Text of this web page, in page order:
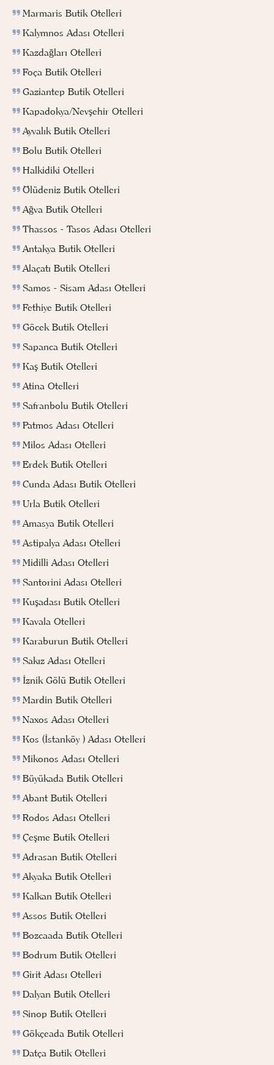
Marmaris Butik Otelleri
Kalymnos Adası Otelleri
Kazdağları Otelleri
Foça Butik Otelleri
Gaziantep Butik Otelleri
Kapadokya/Nevşehir Otelleri
Ayvalık Butik Otelleri
Bolu Butik Otelleri
Halkidiki Otelleri
Ölüdeniz Butik Otelleri
Ağva Butik Otelleri
Thassos - Tasos Adası Otelleri
Antakya Butik Otelleri
Alaçatı Butik Otelleri
Samos - Sisam Adası Otelleri
Fethiye Butik Otelleri
Göcek Butik Otelleri
Sapanca Butik Otelleri
Kaş Butik Otelleri
Atina Otelleri
Safranbolu Butik Otelleri
Patmos Adası Otelleri
Milos Adası Otelleri
Erdek Butik Otelleri
Cunda Adası Butik Otelleri
Urla Butik Otelleri
Amasya Butik Otelleri
Astipalya Adası Otelleri
Midilli Adası Otelleri
Santorini Adası Otelleri
Kuşadası Butik Otelleri
Kavala Otelleri
Karaburun Butik Otelleri
Sakız Adası Otelleri
İznik Gölü Butik Otelleri
Mardin Butik Otelleri
Naxos Adası Otelleri
Kos (İstanköy ) Adası Otelleri
Mikonos Adası Otelleri
Büyükada Butik Otelleri
Abant Butik Otelleri
Rodos Adası Otelleri
Çeşme Butik Otelleri
Adrasan Butik Otelleri
Akyaka Butik Otelleri
Kalkan Butik Otelleri
Assos Butik Otelleri
Bozcaada Butik Otelleri
Bodrum Butik Otelleri
Girit Adası Otelleri
Dalyan Butik Otelleri
Sinop Butik Otelleri
Gökçeada Butik Otelleri
Datça Butik Otelleri